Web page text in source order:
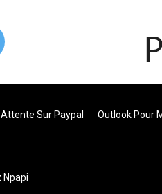
Sur Paypal Outlook Pour
Npapi